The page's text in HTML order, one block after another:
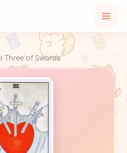
› Three of Swords